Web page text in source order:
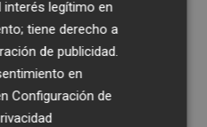
LA MARAVILLA DE
el Pic de
interés legítimo en
tiene derecho a
de publicidad
en
Configuración de